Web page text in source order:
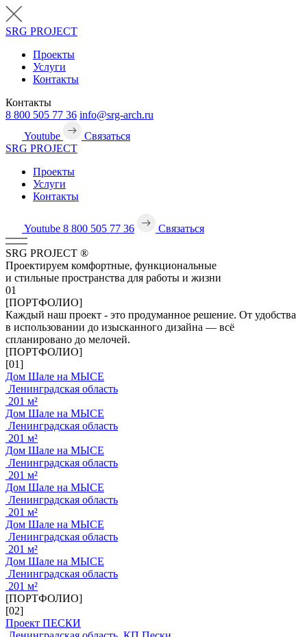
SRG PROJECT
Проекты
Услуги
Контакты
Контакты
8 800 505 77 36 info@srg-arch.ru
Youtube
Связаться
SRG PROJECT
Проекты
Услуги
Контакты
Youtube 8 800 505 77 36 Связаться
SRG PROJECT ®
Проектируем комфортные, функциональные
и стильные пространства для работы и жизни
01
[ПОРТФОЛИО]
Каждый наш проект - это продуманное решение. От удобства
в использовании до изысканного дизайна — всё
спланировано до мелочей.
[ПОРТФОЛИО]
[01]
Дом Шале на МЫСЕ
Ленинградская область
201 м²
Дом Шале на МЫСЕ
Ленинградская область
201 м²
Дом Шале на МЫСЕ
Ленинградская область
201 м²
Дом Шале на МЫСЕ
Ленинградская область
201 м²
Дом Шале на МЫСЕ
Ленинградская область
201 м²
Дом Шале на МЫСЕ
Ленинградская область
201 м²
[ПОРТФОЛИО]
[02]
Проект ПЕСКИ